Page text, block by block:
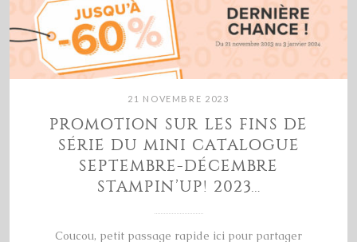
21 NOVEMBRE 2023
PROMOTION SUR LES FINS DE
SÉRIE DU MINI CATALOGUE
SEPTEMBRE-DÉCEMBRE
STAMPIN’UP! 2023…
Coucou, petit passage rapide ici pour partager